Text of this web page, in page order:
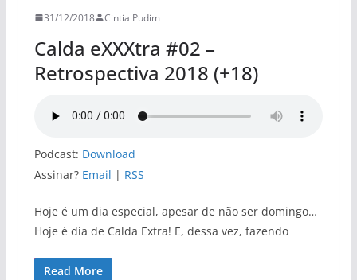
31/12/2018 Cintia Pudim
Calda eXXXtra #02 –
Retrospectiva 2018 (+18)
Podcast: Download
Assinar? Email | RSS
Hoje é um dia especial, apesar de não ser domingo…
Hoje é dia de Calda Extra! E, dessa vez, fazendo
Read More